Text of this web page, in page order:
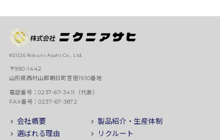
©2026 Nikuni Asahi Co., Ltd.
〒990-1442
山形県西村山郡朝日町宮宿1930番地
電話番号：0237-67-3411（代表）
FAX番号：0237-67-3872
会社概要
製品紹介・生産体制
選ばれる理由
リクルート